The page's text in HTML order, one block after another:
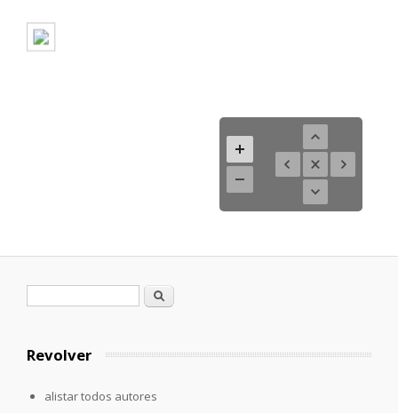
Formulario de búsqueda
Buscar
Revolver
alistar todos autores